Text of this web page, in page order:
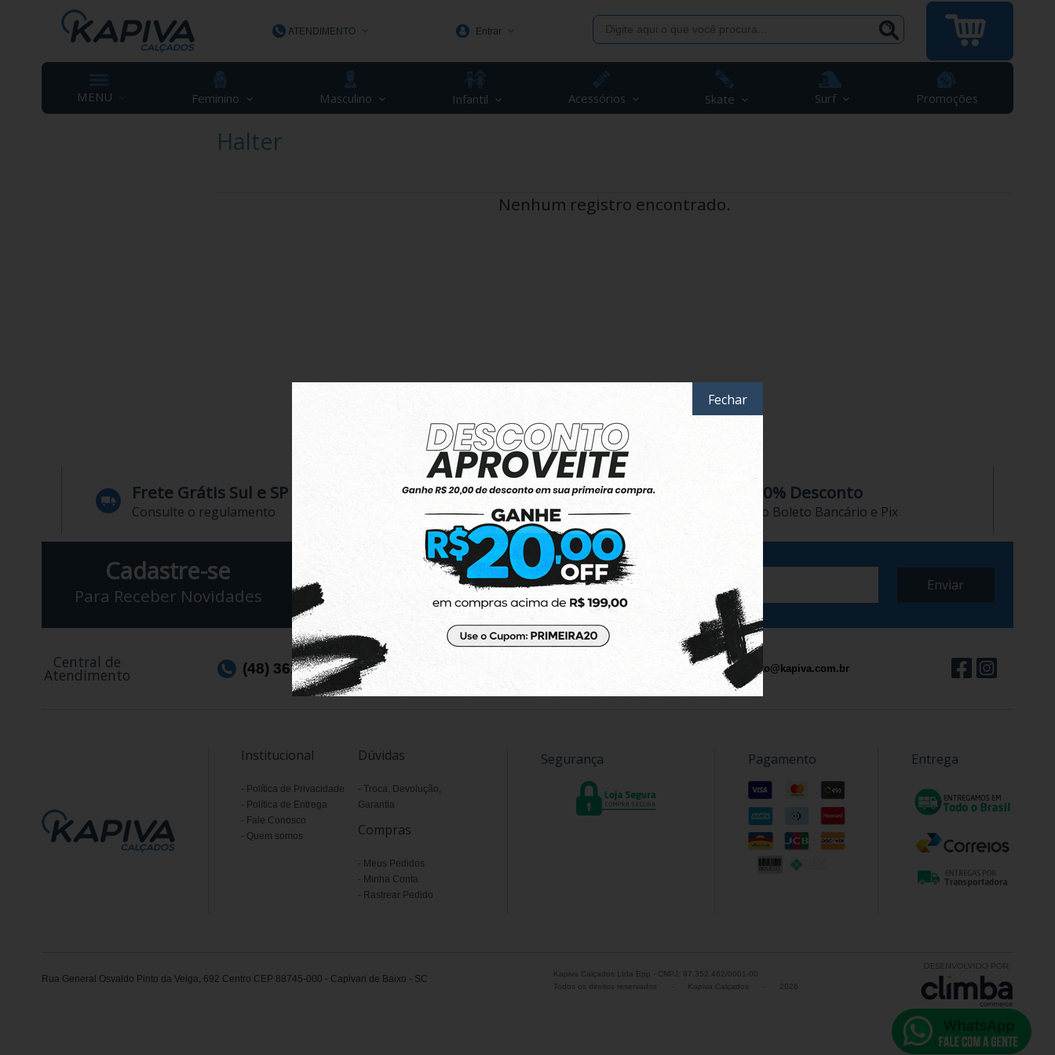
ATENDIMENTO
(48) 3623-1991
Entrar
MENU Feminino Masculino Infantil Acessórios Skate Surf Promoções
Halter
Nenhum registro encontrado.
Frete Grátis Sul e SP
Consulte o regulamento
6x Sem Juros
no Cartão de Crédito
10% Desconto
no Boleto Bancário e Pix
Cadastre-se
Para Receber Novidades
Central de
Atendimento (48) 3623-1991 contato@kapiva.com.br
Institucional
Política de Privacidade
Política de Entrega
Fale Conosco
Quem somos
Dúvidas
Troca, Devolução,
Garantia
Compras
Meus Pedidos
Minha Conta
Rastrear Pedido
Segurança Pagamento Entrega
Rua General Osvaldo Pinto da Veiga, 692 Centro CEP 88745-000 - Capivari de Baixo - SC
Kapiva Calçados Ltda Epp - CNPJ: 97.352.462/0001-00
Todos os direitos reservados
- Kapiva Calçados - 2026
Fechar